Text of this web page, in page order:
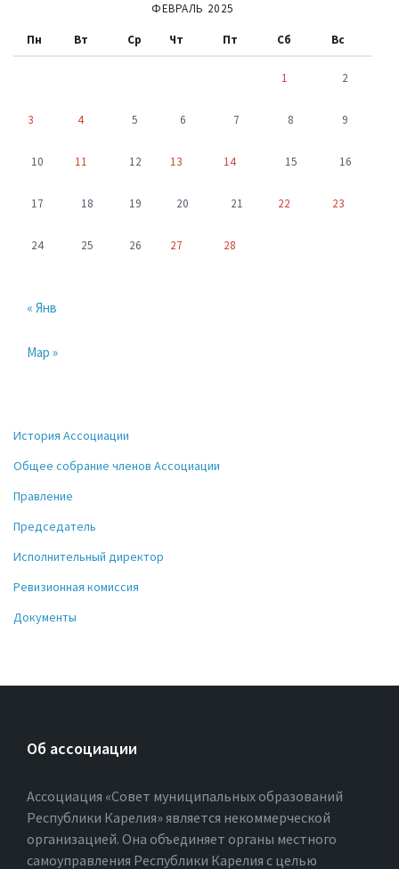
ФЕВРАЛЬ 2025
Пн Вт Ср Чт Пт Сб Вс
1 2
3 4 5 6 7 8 9
10 11 12 13 14 15 16
17 18 19 20 21 22 23
24 25 26 27 28
« Янв
Мар »
История Ассоциации
Общее собрание членов Ассоциации
Правление
Председатель
Исполнительный директор
Ревизионная комиссия
Документы
Об ассоциации
Ассоциация «Совет муниципальных образований
Республики Карелия» является некоммерческой
организацией. Она объединяет органы местного
самоуправления Республики Карелия с целью